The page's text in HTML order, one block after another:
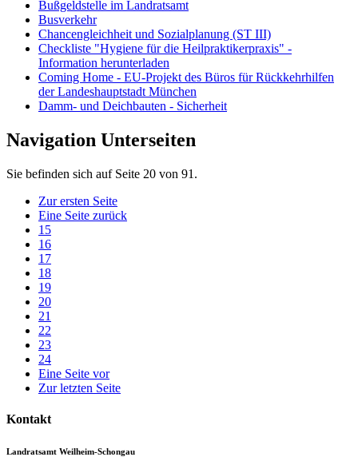
Bußgeldstelle im Landratsamt
Busverkehr
Chancengleichheit und Sozialplanung (ST III)
Checkliste "Hygiene für die Heilpraktikerpraxis" -
Information herunterladen
Coming Home - EU-Projekt des Büros für Rückkehrhilfen
der Landeshauptstadt München
Damm- und Deichbauten - Sicherheit
Navigation Unterseiten
Sie befinden sich auf Seite 20 von 91.
Zur ersten Seite
Eine Seite zurück
15
16
17
18
19
20
21
22
23
24
Eine Seite vor
Zur letzten Seite
Kontakt
Landratsamt Weilheim-Schongau